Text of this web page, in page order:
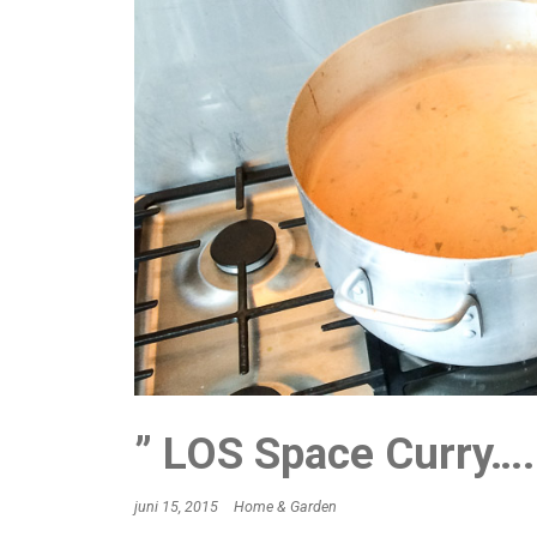
” LOS Space
juni 15, 2015 Home & Garden